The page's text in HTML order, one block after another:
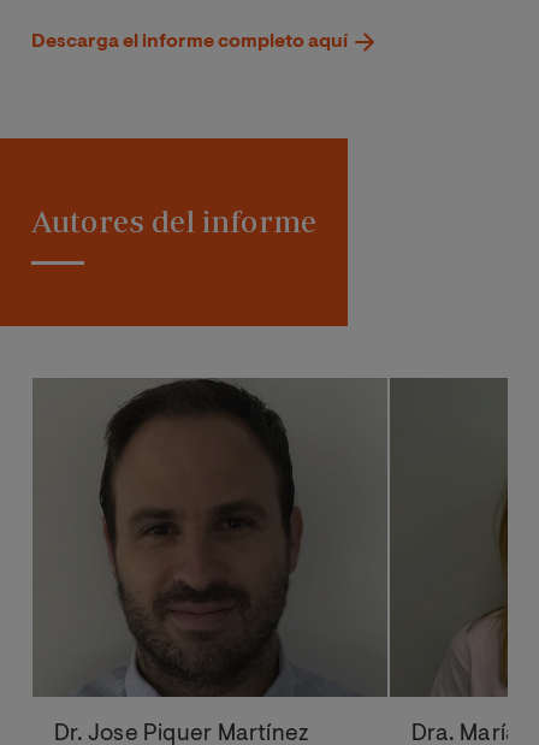
Descarga el informe completo aquí
Autores del informe
Dr. Jose Piquer Martínez Dra. María